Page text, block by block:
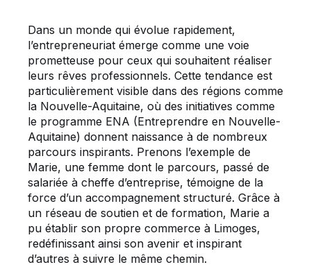
Dans un monde qui évolue rapidement,
l’entrepreneuriat émerge comme une voie
prometteuse pour ceux qui souhaitent réaliser
leurs rêves professionnels. Cette tendance est
particulièrement visible dans des régions comme
la Nouvelle-Aquitaine, où des initiatives comme
le programme ENA (Entreprendre en Nouvelle-
Aquitaine) donnent naissance à de nombreux
parcours inspirants. Prenons l’exemple de
Marie, une femme dont le parcours, passé de
salariée à cheffe d’entreprise, témoigne de la
force d’un accompagnement structuré. Grâce à
un réseau de soutien et de formation, Marie a
pu établir son propre commerce à Limoges,
redéfinissant ainsi son avenir et inspirant
d’autres à suivre le même chemin.